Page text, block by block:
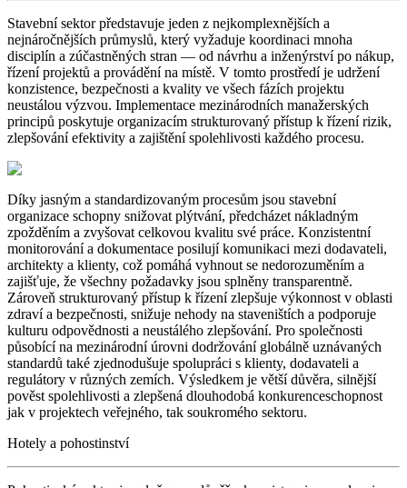
Stavební sektor představuje jeden z nejkomplexnějších a
nejnáročnějších průmyslů, který vyžaduje koordinaci mnoha
disciplín a zúčastněných stran — od návrhu a inženýrství po nákup,
řízení projektů a provádění na místě. V tomto prostředí je udržení
konzistence, bezpečnosti a kvality ve všech fázích projektu
neustálou výzvou. Implementace mezinárodních manažerských
principů poskytuje organizacím strukturovaný přístup k řízení rizik,
zlepšování efektivity a zajištění spolehlivosti každého procesu.
Díky jasným a standardizovaným procesům jsou stavební
organizace schopny snižovat plýtvání, předcházet nákladným
zpožděním a zvyšovat celkovou kvalitu své práce. Konzistentní
monitorování a dokumentace posilují komunikaci mezi dodavateli,
architekty a klienty, což pomáhá vyhnout se nedorozuměním a
zajišťuje, že všechny požadavky jsou splněny transparentně.
Zároveň strukturovaný přístup k řízení zlepšuje výkonnost v oblasti
zdraví a bezpečnosti, snižuje nehody na staveništích a podporuje
kulturu odpovědnosti a neustálého zlepšování. Pro společnosti
působící na mezinárodní úrovni dodržování globálně uznávaných
standardů také zjednodušuje spolupráci s klienty, dodavateli a
regulátory v různých zemích. Výsledkem je větší důvěra, silnější
pověst spolehlivosti a zlepšená dlouhodobá konkurenceschopnost
jak v projektech veřejného, tak soukromého sektoru.
Hotely a pohostinství